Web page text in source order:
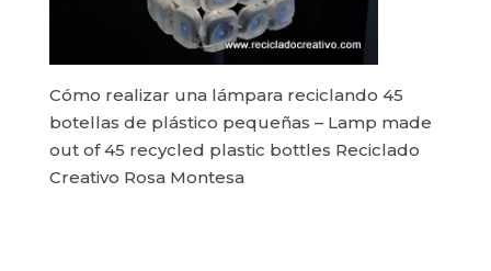
Cómo realizar una lámpara reciclando 45
botellas de plástico pequeñas – Lamp made
out of 45 recycled plastic bottles Reciclado
Creativo Rosa Montesa